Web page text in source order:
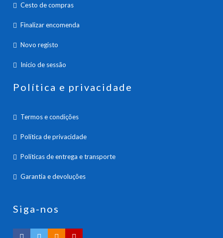
Cesto de compras
Finalizar encomenda
Novo registo
Inicio de sessão
Política e privacidade
Termos e condições
Política de privacidade
Políticas de entrega e transporte
Garantia e devoluções
Siga-nos